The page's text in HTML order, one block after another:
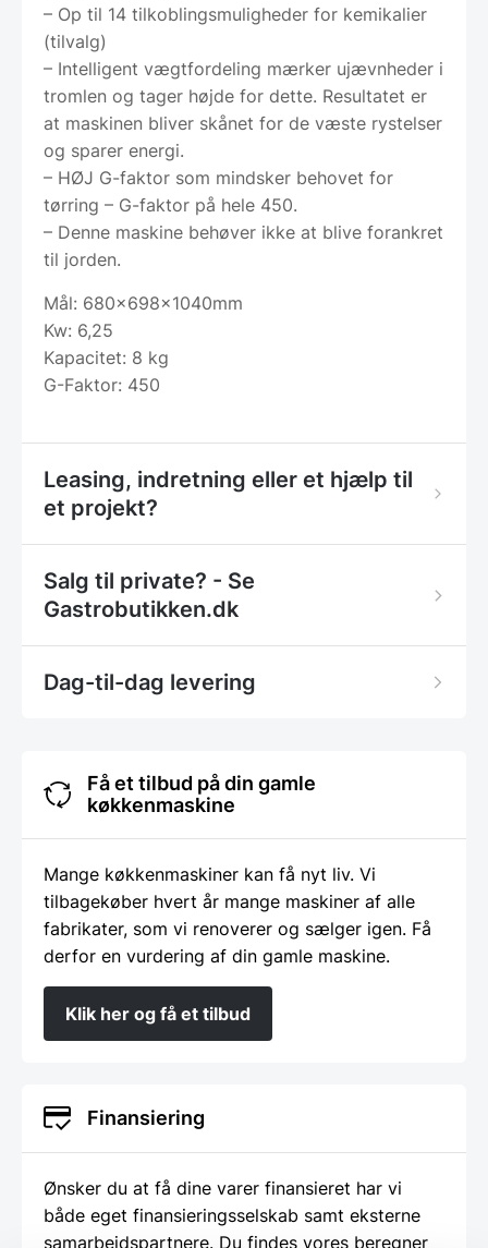
– Op til 14 tilkoblingsmuligheder for kemikalier
(tilvalg)
– Intelligent vægtfordeling mærker ujævnheder i
tromlen og tager højde for dette. Resultatet er
at maskinen bliver skånet for de væste rystelser
og sparer energi.
– HØJ G-faktor som mindsker behovet for
tørring – G-faktor på hele 450.
– Denne maskine behøver ikke at blive forankret
til jorden.
Mål: 680x698x1040mm
Kw: 6,25
Kapacitet: 8 kg
G-Faktor: 450
Leasing, indretning eller et hjælp til
et projekt?
Salg til private? - Se
Gastrobutikken.dk
Dag-til-dag levering
Få et tilbud på din gamle
køkkenmaskine
Mange køkkenmaskiner kan få nyt liv. Vi
tilbagekøber hvert år mange maskiner af alle
fabrikater, som vi renoverer og sælger igen. Få
derfor en vurdering af din gamle maskine.
Klik her og få et tilbud
Finansiering
Ønsker du at få dine varer finansieret har vi
både eget finansieringsselskab samt eksterne
samarbejdspartnere. Du findes vores beregner